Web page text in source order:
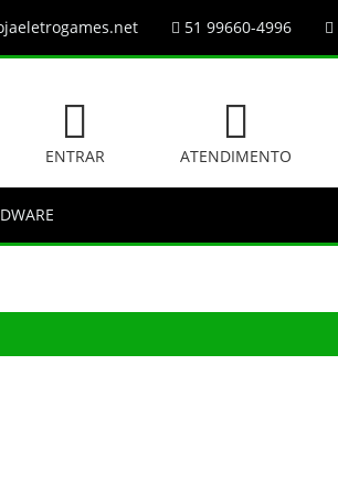
51 99660-4996
ENTRAR ATENDIMENTO